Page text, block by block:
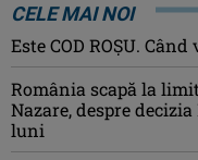
CELE MAI NOI
Este COD ROŞU.
România scapă la
Nazare, despre decizia
luni